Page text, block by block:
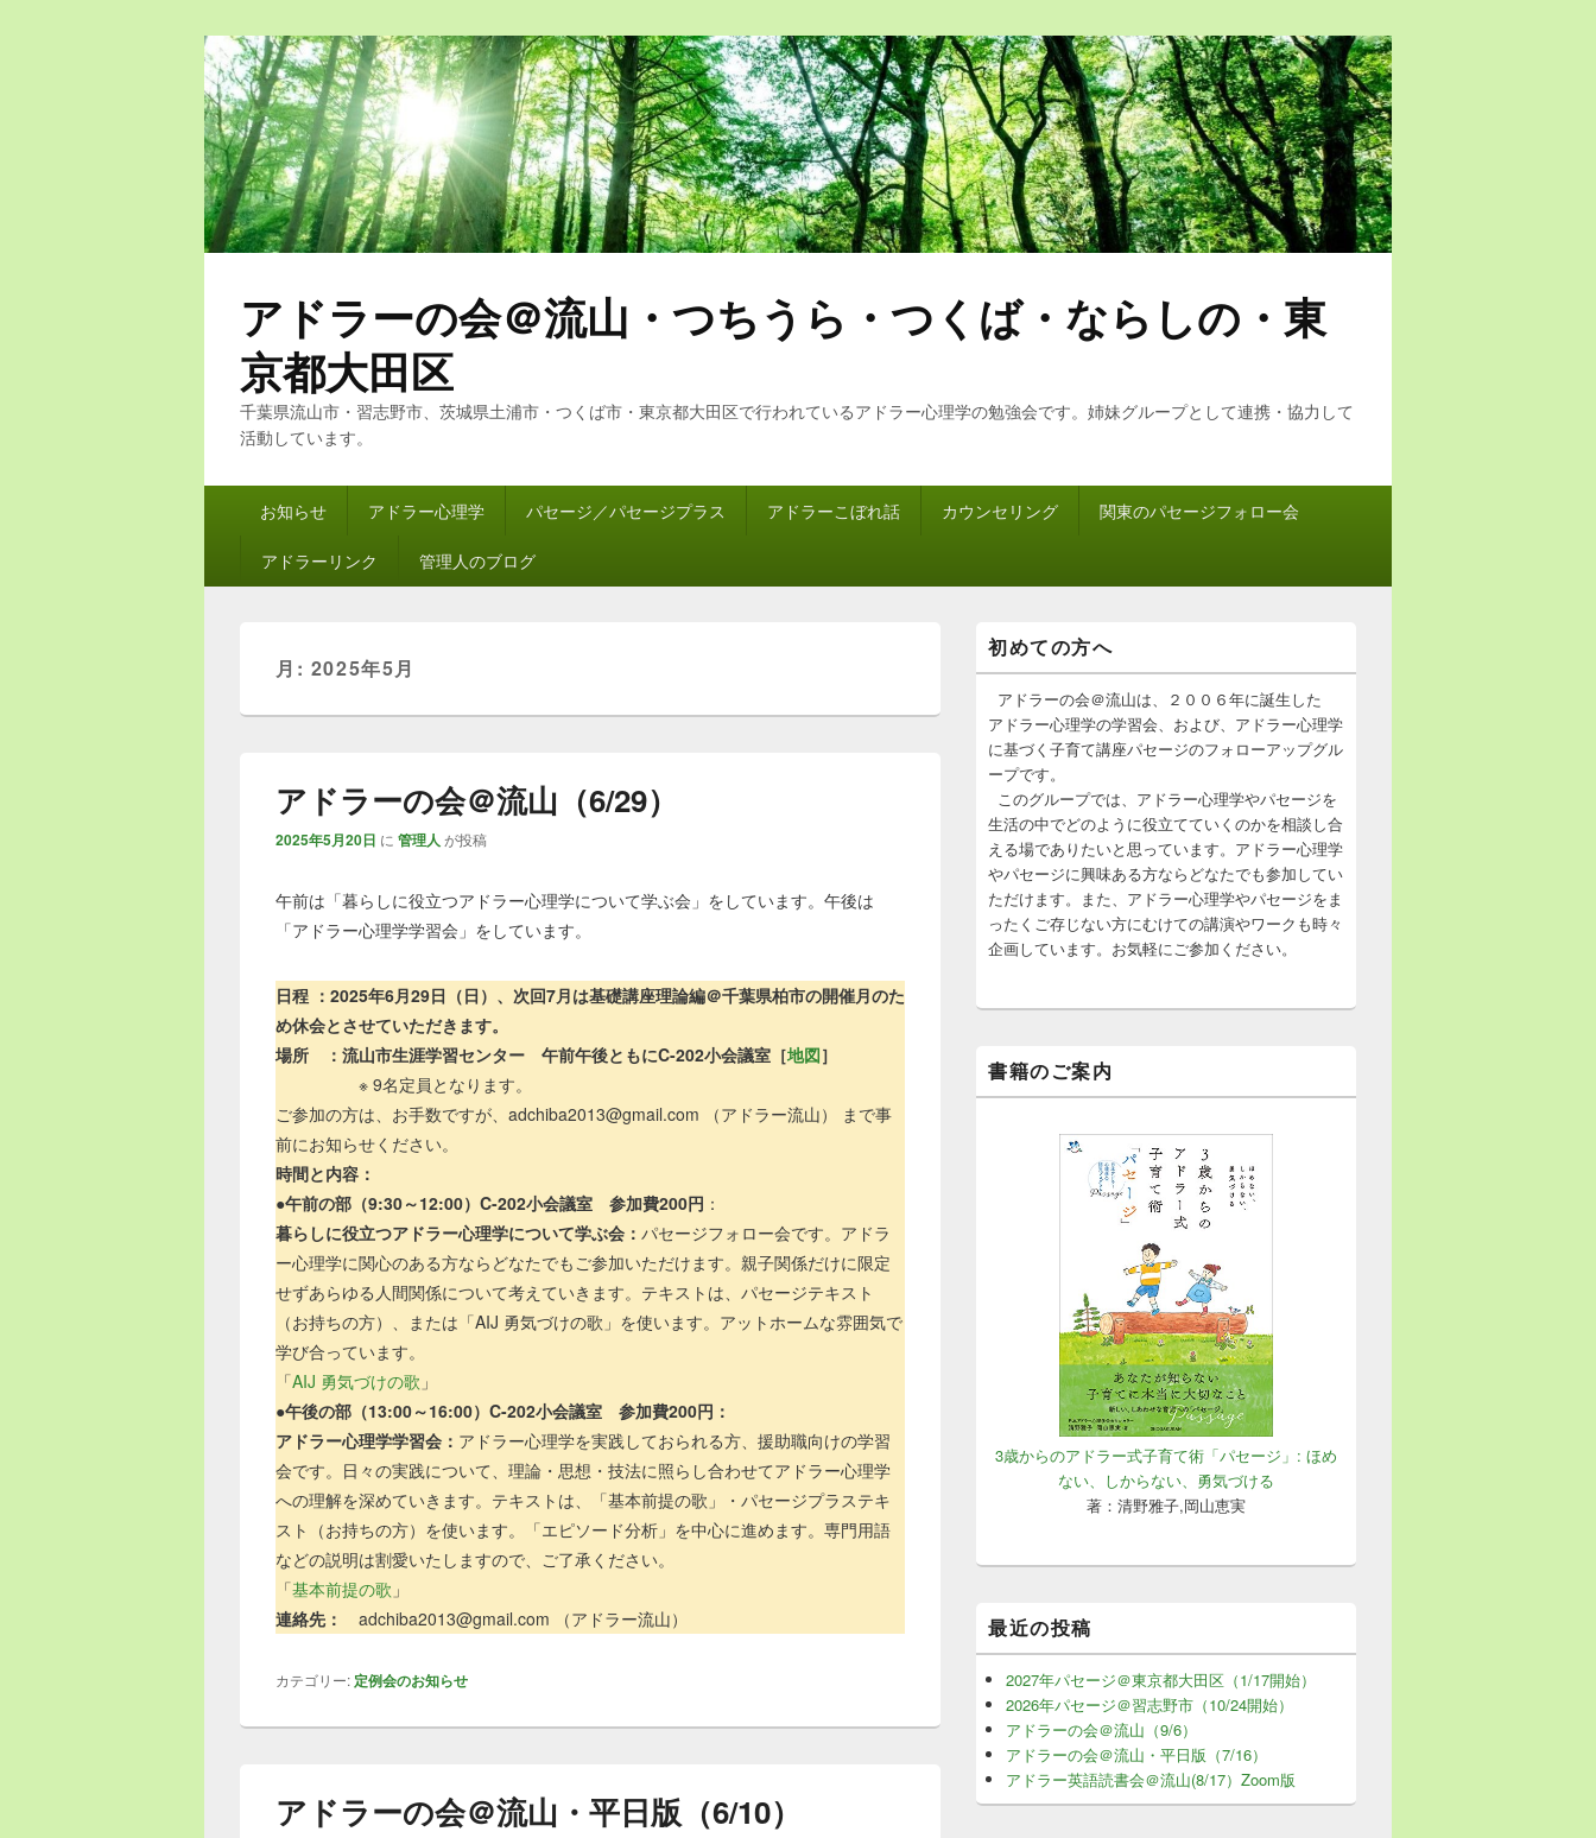
アドラーの会＠流山・つちうら・つくば・ならしの・東
京都大田区
千葉県流山市・習志野市、茨城県土浦市・つくば市・東京都大田区で行われているアドラー心理学の勉強会です。姉妹グループとして連携・協力して
活動しています。
お知らせ アドラー心理学 パセージ／パセージプラス アドラーこぼれ話 カウンセリング 関東のパセージフォロー会
アドラーリンク 管理人のブログ
月: 2025年5月
アドラーの会＠流山（6/29）
2025年5月20日 に 管理人 が投稿
午前は「暮らしに役立つアドラー心理学について学ぶ会」をしています。午後は
「アドラー心理学学習会」をしています。
日程 ：2025年6月29日（日）、次回7月は基礎講座理論編＠千葉県柏市の開催月のた
め休会とさせていただきます。
場所 ：流山市生涯学習センター
午前午後ともにC-202小会議室［地図］
※ 9名定員となります。
ご参加の方は、お手数ですが、adchiba2013@gmail.com （アドラー流山） まで事
前にお知らせください。
時間と内容：
●午前の部（9:30～12:00）C-202小会議室 参加費200円 ：
暮らしに役立つアドラー心理学について学ぶ会： パセージフォロー会です。アドラ
ー心理学に関心のある方ならどなたでもご参加いただけます。親子関係だけに限定
せずあらゆる人間関係について考えていきます。テキストは、パセージテキスト
（お持ちの方）、または「AIJ 勇気づけの歌」を使います。アットホームな雰囲気で
学び合っています。
「AIJ 勇気づけの歌 」
●午後の部（13:00～16:00）C-202小会議室
参加費200円：
アドラー心理学学習会： アドラー心理学を実践しておられる方、援助職向けの学習
会です。日々の実践について、理論・思想・技法に照らし合わせてアドラー心理学
への理解を深めていきます。テキストは、「基本前提の歌」・パセージプラステキ
スト（お持ちの方）を使います。「エピソード分析」を中心に進めます。専門用語
などの説明は割愛いたしますので、ご了承ください。
「基本前提の歌 」
連絡先：
adchiba2013@gmail.com （アドラー流山）
カテゴリー: 定例会のお知らせ
アドラーの会＠流山・平日版（6/10）
イ
ン
イ
バ
ー
ィ
ェ
ト
リ
初めての方へ
アドラーの会＠流山は、２００６年に誕生した
アドラー心理学の学習会、および、アドラー心理学
に基づく子育て講座パセージのフォローアップグル
ープです。
このグループでは、アドラー心理学やパセージを
生活の中でどのように役立てていくのかを相談し合
える場でありたいと思っています。アドラー心理学
やパセージに興味ある方ならどなたでも参加してい
ただけます。また、アドラー心理学やパセージをま
ったくご存じない方にむけての講演やワークも時々
企画しています。お気軽にご参加ください。
書籍のご案内
3歳からのアドラー式子育て術「パセージ」: ほめ
ない、しからない、勇気づける
著：清野雅子,岡山恵実
最近の投稿
2027年パセージ＠東京都大田区（1/17開始）
2026年パセージ＠習志野市（10/24開始）
アドラーの会＠流山（9/6）
アドラーの会＠流山・平日版（7/16）
アドラー英語読書会＠流山(8/17）Zoom版